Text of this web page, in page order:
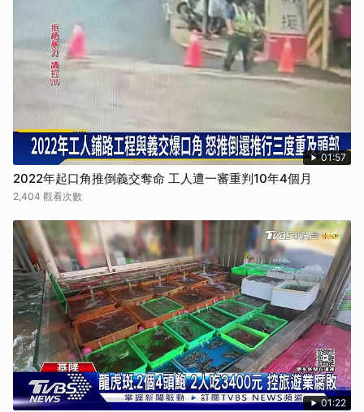
01:57
2022年起口角推倒義交奪命 工人遭一審重判10年4個月
2,404 觀看次數
01:22